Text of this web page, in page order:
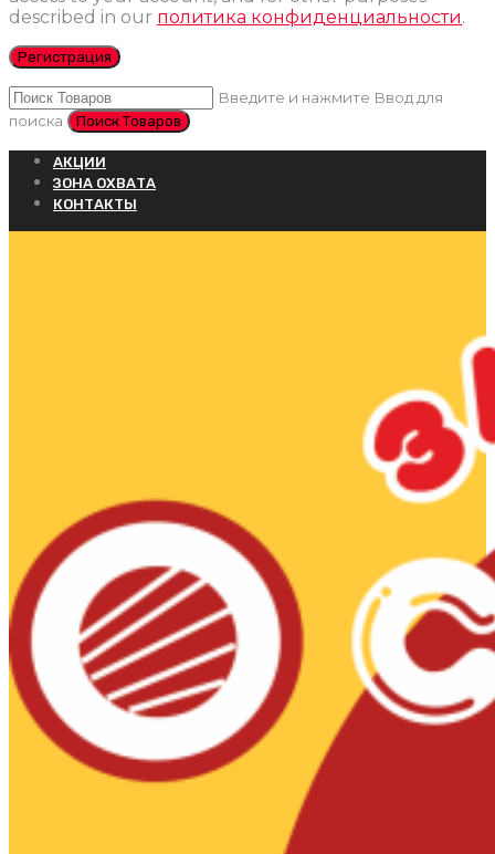
described in our политика конфиденциальности.
Регистрация
Введите и нажмите Ввод для
поиска
АКЦИИ
ЗОНА ОХВАТА
КОНТАКТЫ